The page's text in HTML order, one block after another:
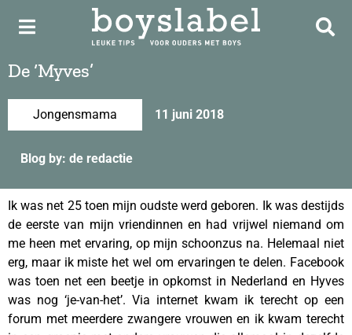
De ‘Myves’
Jongensmama 11 juni 2018
Blog by: de redactie
Ik was net 25 toen mijn oudste werd geboren. Ik was destijds
de eerste van mijn vriendinnen en had vrijwel niemand om
me heen met ervaring, op mijn schoonzus na. Helemaal niet
erg, maar ik miste het wel om ervaringen te delen. Facebook
was toen net een beetje in opkomst in Nederland en Hyves
was nog ‘je-van-het’. Via internet kwam ik terecht op een
forum met meerdere zwangere vrouwen en ik kwam terecht